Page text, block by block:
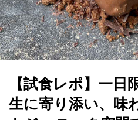
【試食レポ】一日
生に寄り添い、味